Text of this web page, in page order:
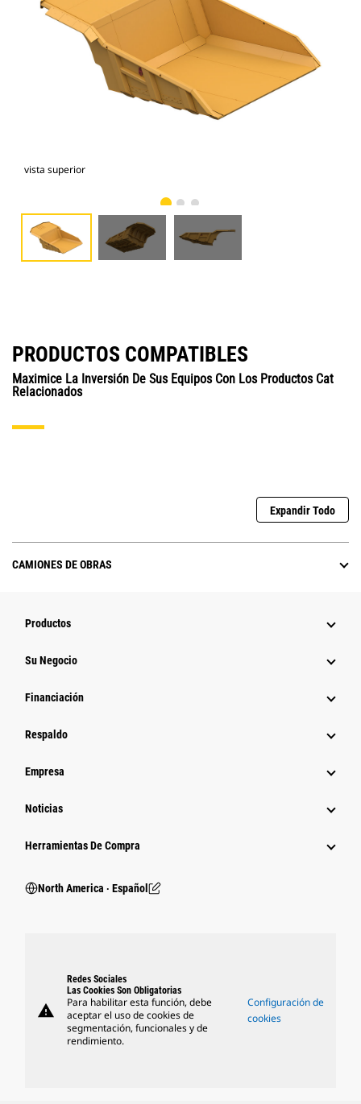
vista superior
PRODUCTOS COMPATIBLES
Maximice La Inversión De Sus Equipos Con Los Productos Cat
Relacionados
Expandir Todo
CAMIONES DE OBRAS
Productos
Su Negocio
Financiación
Respaldo
Empresa
Noticias
Herramientas De Compra
North America ‧ Español
warning
Redes Sociales
Las Cookies Son Obligatorias
Para habilitar esta función, debe
aceptar el uso de cookies de
segmentación, funcionales y de
rendimiento.
Configuración de
cookies